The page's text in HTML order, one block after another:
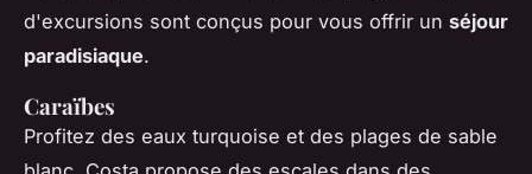
d'excursions sont conçus pour vous offrir un séjour
paradisiaque.
Caraïbes
Profitez des eaux turquoise et des plages de sable